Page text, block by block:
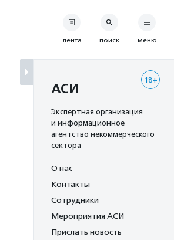
лента поиск меню
18+
АСИ
Экспертная организация
и информационное
агентство некоммерческого
сектора
О нас
Контакты
Сотрудники
Мероприятия АСИ
Прислать новость